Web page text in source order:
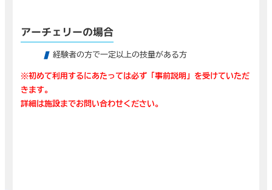
アーチェリーの場合
経験者の方で一定以上の技量がある方
※初めて利用するにあたっては必ず「事前説明」を受けていただ
きます。
詳細は施設までお問い合わせください。